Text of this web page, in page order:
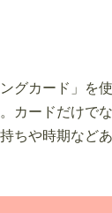
グカード」を
カードだけで
ちや時期など